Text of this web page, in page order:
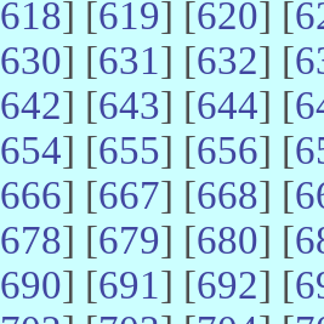
618] [619] [620] [
630] [631] [632] [
642] [643] [644] [
654] [655] [656] [
666] [667] [668] [
678] [679] [680] [
690] [691] [692] [